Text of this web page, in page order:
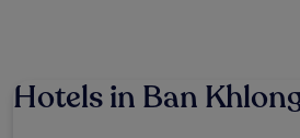
Hotels in Ban